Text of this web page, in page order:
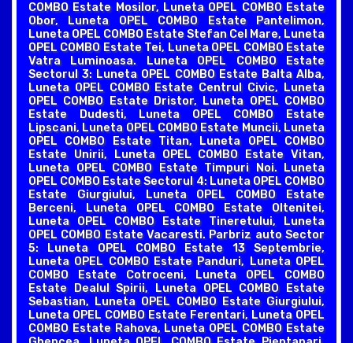
COMBO Estate Mosilor, Luneta OPEL COMBO Estate
Obor, Luneta OPEL COMBO Estate Pantelimon,
Luneta OPEL COMBO Estate Stefan Cel Mare, Luneta
OPEL COMBO Estate Tei, Luneta OPEL COMBO Estate
Vatra Luminoasa. Luneta OPEL COMBO Estate
Sectorul 3: Luneta OPEL COMBO Estate Balta Alba,
Luneta OPEL COMBO Estate Centrul Civic, Luneta
OPEL COMBO Estate Dristor, Luneta OPEL COMBO
Estate Dudesti, Luneta OPEL COMBO Estate
Lipscani, Luneta OPEL COMBO Estate Muncii, Luneta
OPEL COMBO Estate Titan, Luneta OPEL COMBO
Estate Unirii, Luneta OPEL COMBO Estate Vitan,
Luneta OPEL COMBO Estate Timpuri Noi. Luneta
OPEL COMBO Estate Sectorul 4: Luneta OPEL COMBO
Estate Giurgiului, Luneta OPEL COMBO Estate
Berceni, Luneta OPEL COMBO Estate Oltenitei,
Luneta OPEL COMBO Estate Tineretului, Luneta
OPEL COMBO Estate Vacaresti. Parbriz auto Sector
5: Luneta OPEL COMBO Estate 13 Septembrie,
Luneta OPEL COMBO Estate Panduri, Luneta OPEL
COMBO Estate Cotroceni, Luneta OPEL COMBO
Estate Dealul Spirii, Luneta OPEL COMBO Estate
Sebastian, Luneta OPEL COMBO Estate Giurgiului,
Luneta OPEL COMBO Estate Ferentari, Luneta OPEL
COMBO Estate Rahova, Luneta OPEL COMBO Estate